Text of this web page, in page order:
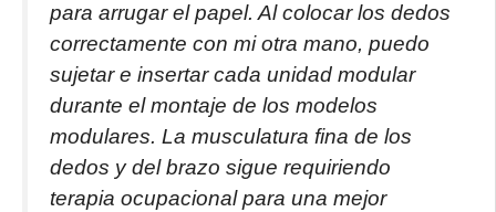
para arrugar el papel. Al colocar los dedos
correctamente con mi otra mano, puedo
sujetar e insertar cada unidad modular
durante el montaje de los modelos
modulares. La musculatura fina de los
dedos y del brazo sigue requiriendo
terapia ocupacional para una mejor